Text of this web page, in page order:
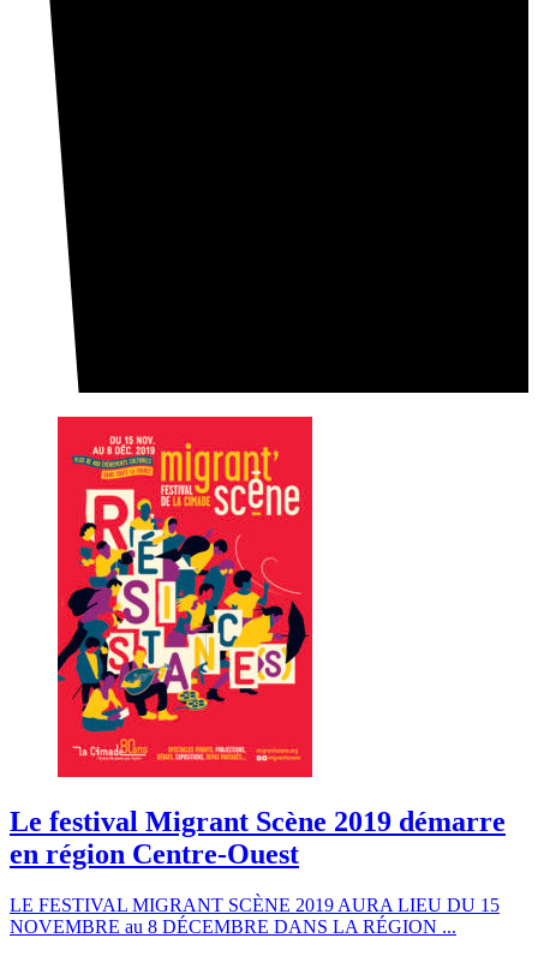
Le festival Migrant Scène 2019 démarre
en région Centre-Ouest
LE FESTIVAL MIGRANT SCÈNE 2019 AURA LIEU DU 15
NOVEMBRE au 8 DÉCEMBRE DANS LA RÉGION ...